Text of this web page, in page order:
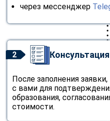
через мессенджер
2 Консультация
После заполнения
с вами для
образования,
стоимости.